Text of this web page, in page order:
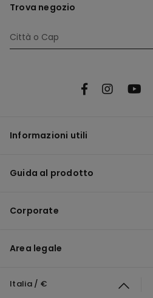
Trova negozio
Informazioni utili
Guida al prodotto
Corporate
Area legale
Italia / €